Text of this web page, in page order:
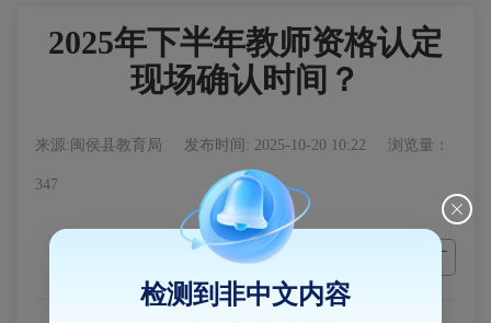
2025年下半年教师资格认定
现场确认时间？
来源:闽侯县教育局 发布时间: 2025-10-20 10:22 浏览量：
347
检测到非中文内容